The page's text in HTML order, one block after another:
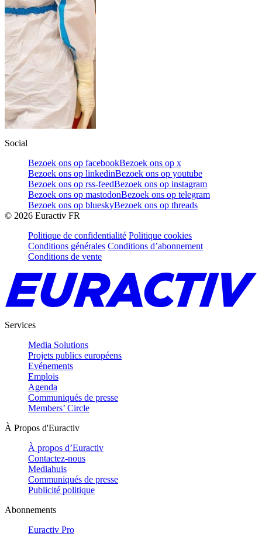
Social
Bezoek ons op facebookBezoek ons op x
Bezoek ons op linkedinBezoek ons op youtube
Bezoek ons op rss-feedBezoek ons op instagram
Bezoek ons op mastodonBezoek ons op telegram
Bezoek ons op blueskyBezoek ons op threads
© 2026 Euractiv FR
Politique de confidentialité Politique cookies
Conditions générales Conditions d’abonnement
Conditions de vente
Services
Media Solutions
Projets publics européens
Evénements
Emplois
Agenda
Communiqués de presse
Members’ Circle
À Propos d'Euractiv
À propos d’Euractiv
Contactez-nous
Mediahuis
Communiqués de presse
Publicité politique
Abonnements
Euractiv Pro